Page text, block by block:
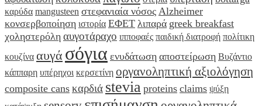
καρύδα mangusteen στεφανιαία νόσος Alzheimer
κονσερβοποίηση ιστορία ΕΦΕΤ λιπαρά greek breakfast
χοληστερόλη αυγοτάραχο ιπποφαές παιδική διατροφή πολίτικη
κουζίνα αυγά σόγια ενυδάτωση αποστείρωση Βυζάντιο
κάππαρη υπέρηχοι κερσετίνη οργανοληπτική αξιολόγηση
composite cans καρδιά stevia proteins claims ψύξη